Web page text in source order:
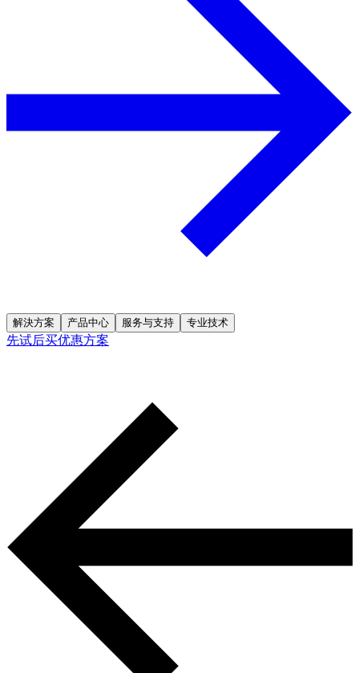
解決方案 产品中心 服务与支持 专业技术
先试后买优惠方案